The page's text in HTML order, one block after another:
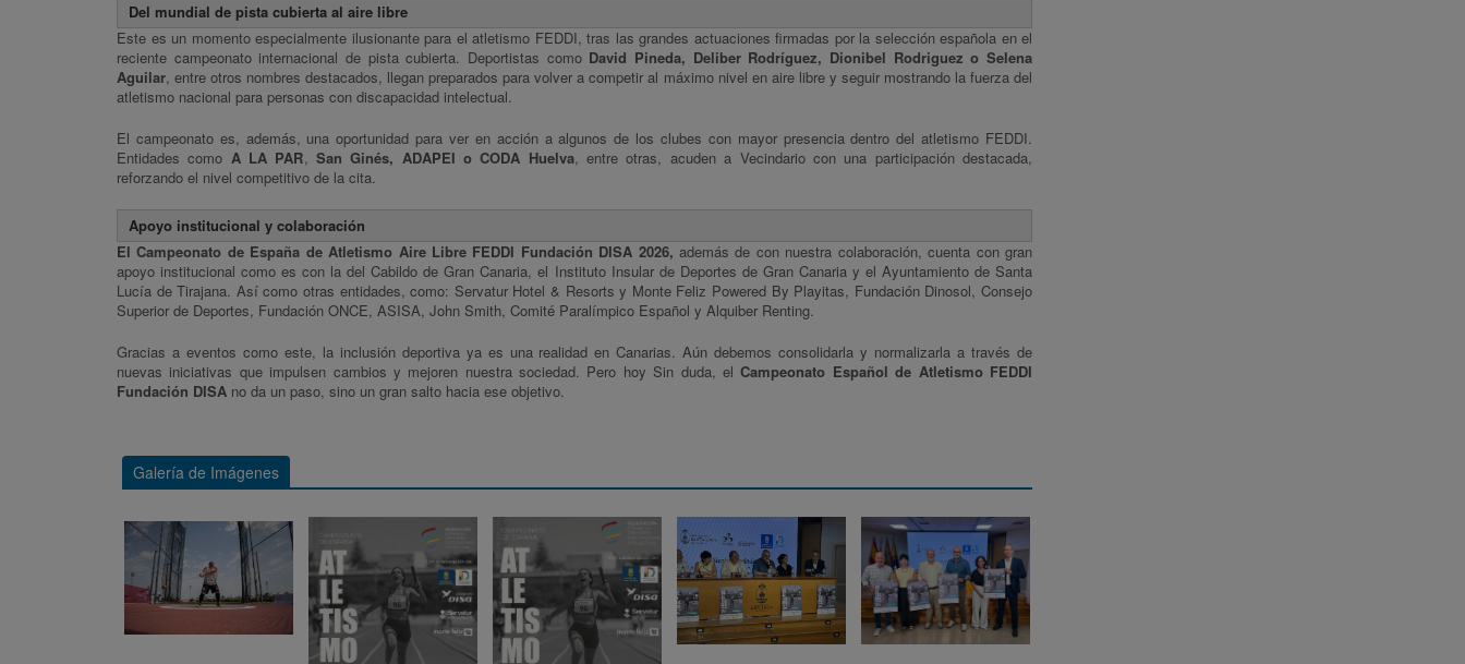
Del mundial de pista cubierta al aire libre
Este es un momento especialmente ilusionante para el atletismo FEDDI, tras las grandes actuaciones firmadas por la selección española en el
reciente campeonato internacional de pista cubierta. Deportistas como David Pineda, Deliber Rodríguez, Dionibel Rodriguez o Selena
Aguilar, entre otros nombres destacados, llegan preparados para volver a competir al máximo nivel en aire libre y seguir mostrando la fuerza del
atletismo nacional para personas con discapacidad intelectual.
El campeonato es, además, una oportunidad para ver en acción a algunos de los clubes con mayor presencia dentro del atletismo FEDDI.
Entidades como A LA PAR, San Ginés, ADAPEI o CODA Huelva, entre otras, acuden a Vecindario con una participación destacada,
reforzando el nivel competitivo de la cita.
Apoyo institucional y colaboración
El Campeonato de España de Atletismo Aire Libre FEDDI Fundación DISA 2026,además de con nuestra colaboración, cuenta con gran
apoyo institucional como es con la del Cabildo de Gran Canaria, el Instituto Insular de Deportes de Gran Canaria y el Ayuntamiento de Santa
Lucía de Tirajana. Así como otras entidades, como: Servatur Hotel & Resorts y Monte Feliz Powered By Playitas, Fundación Dinosol, Consejo
Superior de Deportes, Fundación ONCE, ASISA, John Smith, Comité Paralímpico Español y Alquiber Renting.
Gracias a eventos como este, la inclusión deportiva ya es una realidad en Canarias. Aún debemos consolidarla y normalizarla a través de
nuevas iniciativas que impulsen cambios y mejoren nuestra sociedad. Pero hoy Sin duda, elCampeonato Español de Atletismo FEDDI
Fundación DISA no da un paso, sino un gran salto hacia ese objetivo.
Galería de Imágenes